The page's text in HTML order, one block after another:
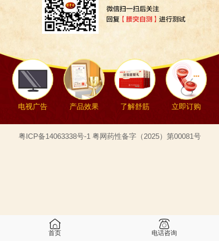
电视广告 产品效果 了解舒筋 立即订购
粤ICP备14063338号-1 粤网药性备字（2025）第00081号
首页 电话咨询